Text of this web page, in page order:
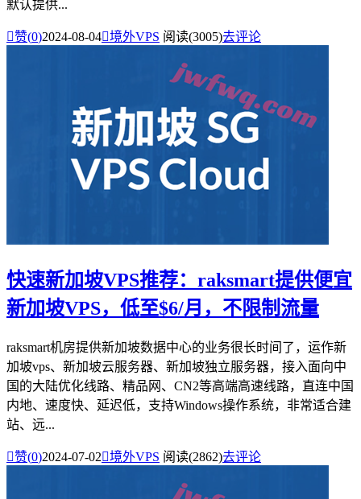
默认提供...
赞(0)2024-08-04境外VPS 阅读(3005)去评论
快速新加坡VPS推荐：raksmart提供便宜
新加坡VPS，低至$6/月，不限制流量
raksmart机房提供新加坡数据中心的业务很长时间了，运作新
加坡vps、新加坡云服务器、新加坡独立服务器，接入面向中
国的大陆优化线路、精品网、CN2等高端高速线路，直连中国
内地、速度快、延迟低，支持Windows操作系统，非常适合建
站、远...
赞(0)2024-07-02境外VPS 阅读(2862)去评论